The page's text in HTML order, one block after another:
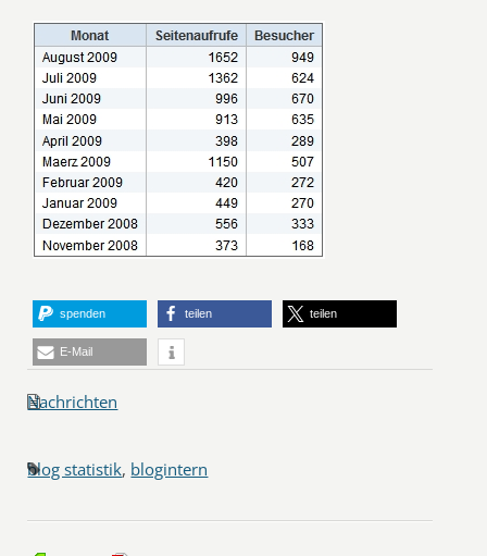
spenden teilen teilen
E-Mail
Nachrichten
blog statistik, blogintern